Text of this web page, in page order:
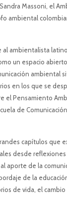
Massoni, el
ambiental
al ambientalista
un espacio
ambiental
en los que se
el Pensamiento
de
capítulos que
desde reflexiones
aporte de la
de la
de vida, el cambio